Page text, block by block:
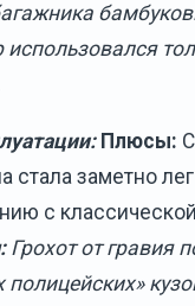
Плюсы:
стала заметно
с
Грохот от гравия